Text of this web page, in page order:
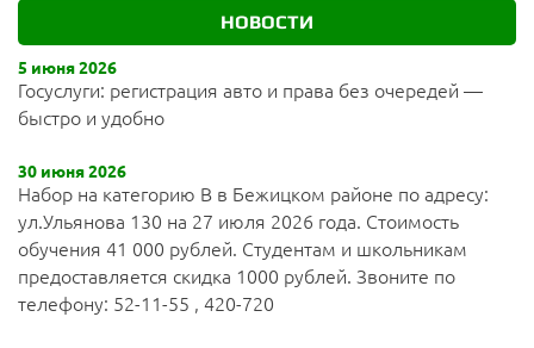
НОВОСТИ
5 июня 2026
Госуслуги: регистрация авто и права без очередей —
быстро и удобно
30 июня 2026
Набор на категорию В в Бежицком районе по адресу:
ул.Ульянова 130 на 27 июля 2026 года. Стоимость
обучения 41 000 рублей. Студентам и школьникам
предоставляется скидка 1000 рублей. Звоните по
телефону: 52-11-55 , 420-720